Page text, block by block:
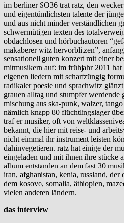
im berliner SO36 trat ratz, den
und eigentümlichsten talente der
und aus nicht minder verständlichen
schwermütigen texten des
obdachlosen und hörbuchautoren
makaberer witz hervorblitzen”,
sensationell guten konzert mit einer
mitmusikern auf: im frühjahr 2011 hat
eigenen liedern mit scharfzüngig
radikaler poesie und sprachwitz
grauen alltag und stumpfer werdende
mischung aus ska-punk, walzer,
nämlich knapp 80 flüchtlingslager
traf er musiker, oft von
bekannt, die hier mit reise- und
nicht eimmal ihr instrument leisten
dahinvegetieren. ratz hat einige der
eingeladen und mit ihnen ihre stücke
album entstanden an dem fast 30
iran, afghanistan, kenia, russland, der
dem kosovo, somalia, äthiopien,
vielen anderen ländern.
das interview